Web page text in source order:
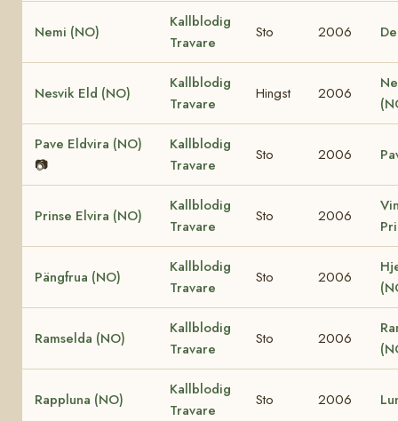
Nemi (NO)
Kallblodig
Travare
Sto 2006
Nesvik Eld (NO)
Kallblodig
Travare
Hingst 2006
Pave Eldvira (NO)
📷
Kallblodig
Travare
Sto 2006
Prinse Elvira (NO)
Kallblodig
Travare
Sto 2006
Pängfrua (NO)
Kallblodig
Travare
Sto 2006
Ramselda (NO)
Kallblodig
Travare
Sto 2006
Rappluna (NO)
Kallblodig
Travare
Sto 2006